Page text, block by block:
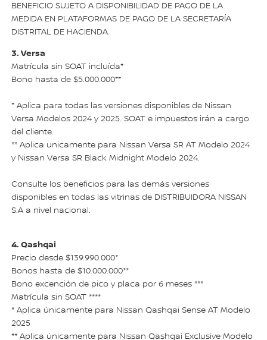
BENEFICIO SUJETO A DISPONIBILIDAD DE PAGO DE LA
MEDIDA EN PLATAFORMAS DE PAGO DE LA SECRETARÍA
DISTRITAL DE HACIENDA.
3. Versa
Matrícula sin SOAT incluída*
Bono hasta de $5.000.000**
* Aplica para todas las versiones disponibles de Nissan
Versa Modelos 2024 y 2025. SOAT e impuestos irán a cargo
del cliente.
** Aplica unicamente para Nissan Versa SR AT Modelo 2024
y Nissan Versa SR Black Midnight Modelo 2024.
Consulte los beneficios para las demás versiones
disponibles en todas las vitrinas de DISTRIBUIDORA NISSAN
S.A a nivel nacional.
4. Qashqai
Precio desde $139.990.000*
Bonos hasta de $10.000.000**
Bono excención de pico y placa por 6 meses ***
Matrícula sin SOAT ****
* Aplica únicamente para Nissan Qashqai Sense AT Modelo
2025
** Aplica únicamente para Nissan Qashqai Exclusive Modelo